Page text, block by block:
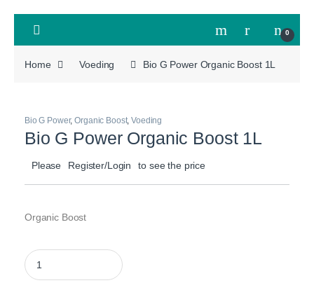
Open 0
Home Voeding Bio G Power Organic Boost 1L
Bio G Power,Organic Boost,Voeding
Bio G Power Organic Boost 1L
Please Register/Login to see the price
Organic Boost
Bio G Power Organic Boost 1L quantity